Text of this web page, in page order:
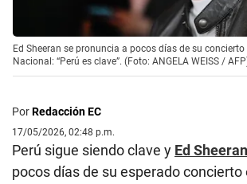
Ed Sheeran se pronuncia a pocos días de su
Nacional: “Perú es clave”. (Foto: ANGELA WEISS /
PorRedacción EC
17/05/2026, 02:48 p.m.
Perú sigue siendo clave y Ed Sheeran
pocos días de su esperado concierto